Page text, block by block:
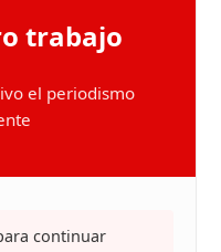
trabajo
el periodismo
continuar